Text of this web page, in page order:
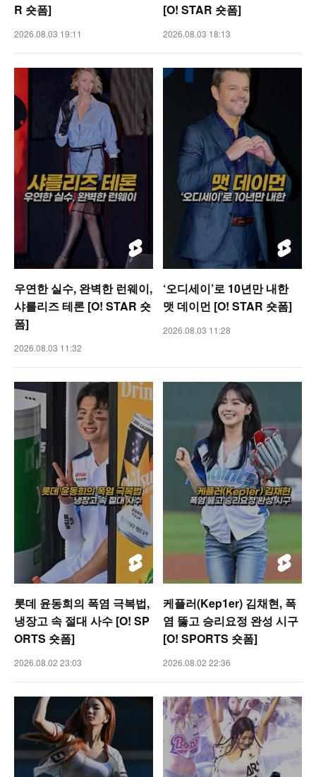
R 숏폼]
2026.08.03 19:11
[O! STAR 숏폼]
2026.08.03 18:13
우연한 실수, 완벽한 런웨이,
샤를리즈 테론 [O! STAR 숏
폼]
2026.08.03 11:32
‘오디세이’로 10년만 내한
맷 데이먼 [O! STAR 숏폼]
2026.08.03 11:28
롯데 윤동희의 폭염 극복법,
냉장고 속 절대 사수 [O! SP
ORTS 숏폼]
2026.08.02 23:03
케플러(Kep1er) 김채현, 폭
염 뚫고 승리요정 완성 시구
[O! SPORTS 숏폼]
2026.08.02 22:36